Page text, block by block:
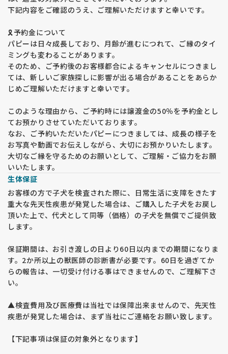
下記内容をご確認のうえ、ご理解いただけますと幸いです。
🎗️予約金について
パピーは日々成長しており、月齢が進むにつれて、ご縁のタイ
ミングも変わることがあります。
そのため、ご予約後のお客様都合によるキャンセルにつきまし
ては、新しいご家族探しに影響が出る場合があることをあらか
じめご理解いただけますと幸いです。
このような理由から、ご予約時には譲渡金の50％を予約金とし
てお預かりさせていただいております。
なお、ご予約いただいたパピーにつきましては、成長の様子を
お写真や動画でお伝えしながら、大切にお預かりいたします。
大切なご縁を守るためのお願いとして、ご理解・ご協力をお願
いいたします。
生体保証
お客様の方で子犬を検査された際に、日常生活に支障をきたす
重大な先天性疾患が発覚した場合は、ご購入した子犬をお戻し
頂いた上で、代犬として同等（価格）の子犬を無償でご提供致
します。
保証期間は、お引き渡しの日より60日以内までの期間になりま
す。2か所以上の獣医師の診断書が必要です。60日を過ぎてか
らの報告は、一切受け付ける事はできませんので、ご理解下さ
い。
▲検査費用及び医療費は当社では保障出来ませんので、先天性
疾患が発覚した場合は、まず当社にご連絡をお願い致します。
【下記事項は保証の対象外となります】